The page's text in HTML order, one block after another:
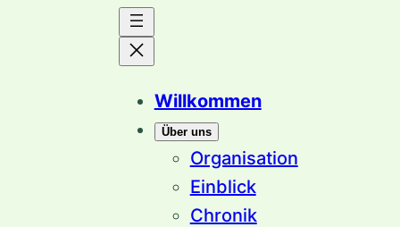
Willkommen
Über uns
Organisation
Einblick
Chronik